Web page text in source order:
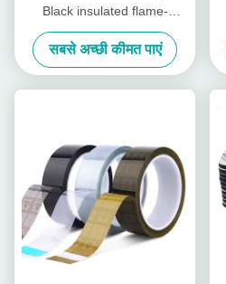
Black insulated flame-
retardant tape for telephone
LCD repair
सबसे अच्छी कीमत पाएं